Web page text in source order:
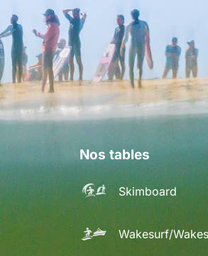
Nos tables
Skimboard
Wakesurf/